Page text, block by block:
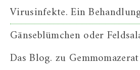
Virusinfekte. Ein
Gänseblümchen oder
Das Blog. zu